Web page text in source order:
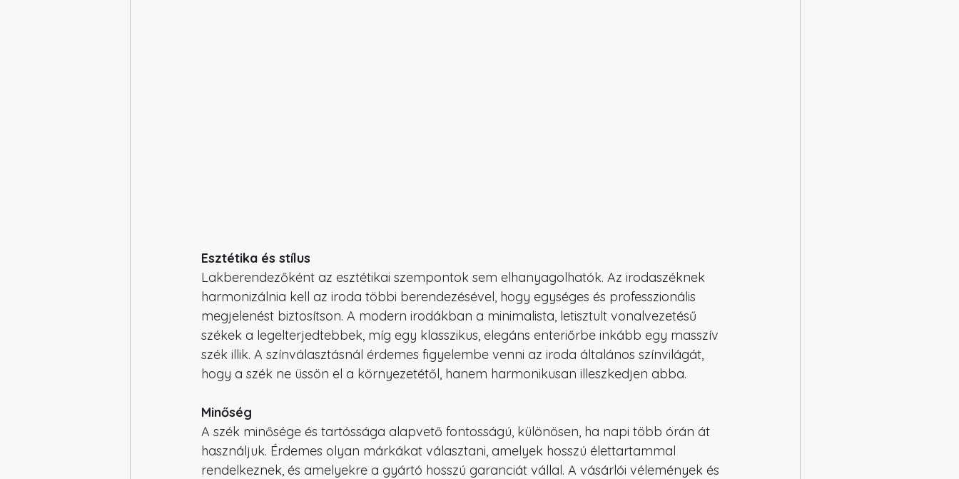
Esztétika és stílus
Lakberendezőként az esztétikai szempontok sem elhanyagolhatók. Az irodaszéknek
harmonizálnia kell az iroda többi berendezésével, hogy egységes és professzionális
megjelenést biztosítson. A modern irodákban a minimalista, letisztult vonalvezetésű
székek a legelterjedtebbek, míg egy klasszikus, elegáns enteriőrbe inkább egy masszív
szék illik. A színválasztásnál érdemes figyelembe venni az iroda általános színvilágát,
hogy a szék ne üssön el a környezetétől, hanem harmonikusan illeszkedjen abba.
Minőség
A szék minősége és tartóssága alapvető fontosságú, különösen, ha napi több órán át
használjuk. Érdemes olyan márkákat választani, amelyek hosszú élettartammal
rendelkeznek, és amelyekre a gyártó hosszú garanciát vállal. A vásárlói vélemények és